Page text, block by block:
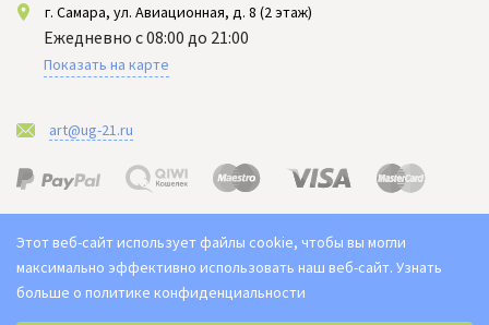
г. Самара, ул. Авиационная, д. 8 (2 этаж)
Ежедневно с 08:00 до 21:00
Показать на карте
art@ug-21.ru
2021-2026 © "Юг арт" Доставка цветов в Самаре. Букет ЮГ
Этот веб-сайт использует файлы cookie, чтобы вы могли
максимально эффективно использовать наш веб-сайт. Узнать
больше о политике конфиденциальности
Выберите настройки cookie